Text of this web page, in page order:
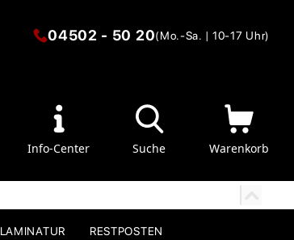
04502 - 50 20(Mo.-Sa. | 10-17 Uhr)
Info-Center Suche Warenkorb
LAMINATUR RESTPOSTEN